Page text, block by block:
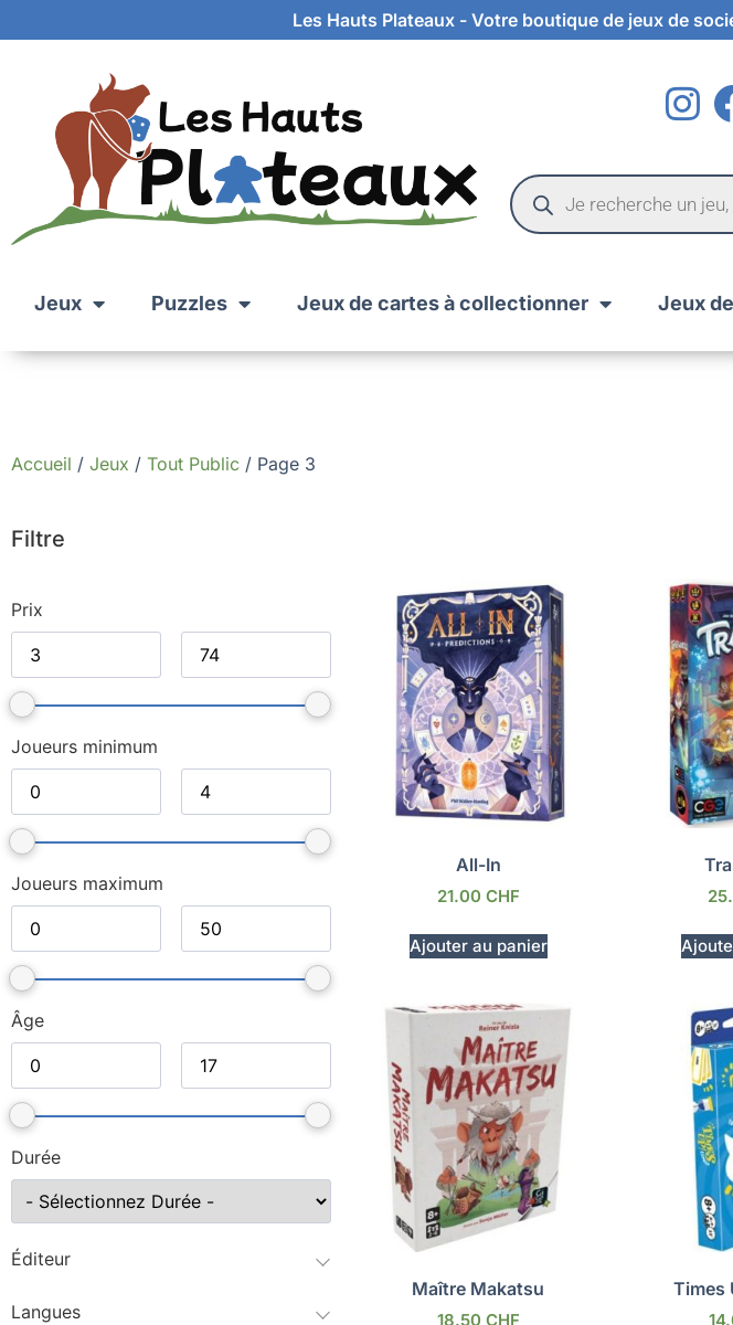
Les Hauts Plateaux - Votre boutique de jeux de
Jeux Puzzles Jeux de cartes à collectionner Jeux
Accueil / Jeux / Tout Public / Page 3
Filtre
Prix
Joueurs minimum
Joueurs maximum
Âge
Durée
Éditeur
Langues
All-In
21.00 CHF
Ajouter au panier
Maître Makatsu
18.50 CHF
Times